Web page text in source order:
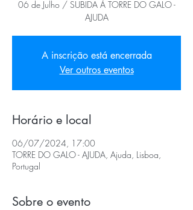
06 de Julho / SUBIDA À TORRE DO GALO -
AJUDA
A inscrição está encerrada
Ver outros eventos
Horário e local
06/07/2024, 17:00
TORRE DO GALO - AJUDA, Ajuda, Lisboa,
Portugal
Sobre o evento